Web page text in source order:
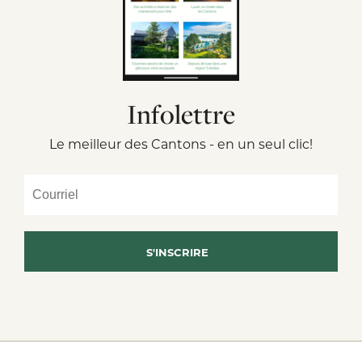
Infolettre
Le meilleur des Cantons - en un seul clic!